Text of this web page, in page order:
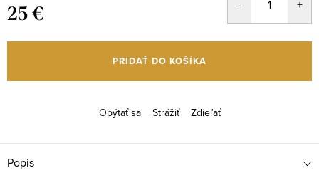
25 €
cena:
PRIDAŤ DO KOŠÍKA
Opýtať sa Strážiť Zdieľať
Popis